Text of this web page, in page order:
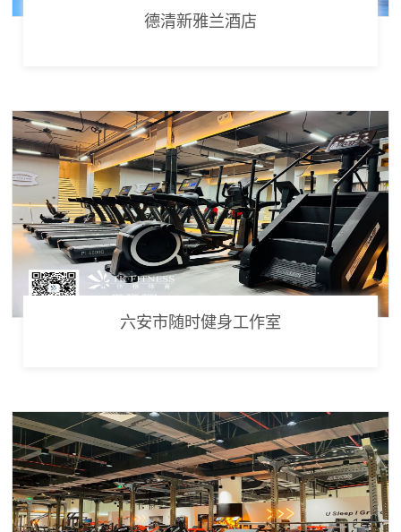
德清新雅兰酒店
六安市随时健身工作室